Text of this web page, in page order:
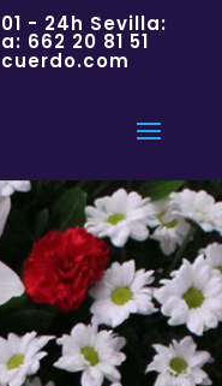
- 24h Sevilla:
662 20 81 51